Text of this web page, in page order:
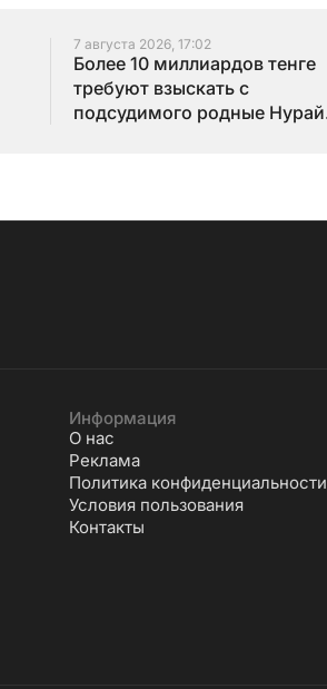
7 августа 2026, 17:02
Более 10 миллиардов тенге
требуют взыскать с
подсудимого родные Нурай
Информация
О нас
Реклама
Политика конфиденциальности
Условия пользования
Контакты